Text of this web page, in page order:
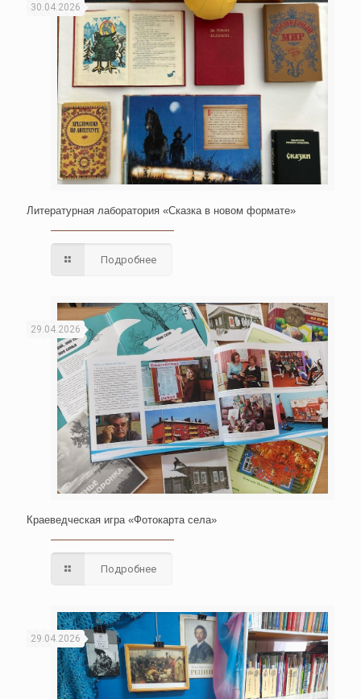
30.04.2026
Литературная лаборатория «Сказка в новом формате»
Подробнее
29.04.2026
Краеведческая игра «Фотокарта села»
Подробнее
29.04.2026